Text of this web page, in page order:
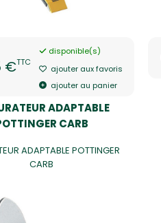
€TTC
disponible(s)
ajouter aux favoris
ajouter au panier
ADAPTABLE
CARB
ADAPTABLE POTTINGER
CARB